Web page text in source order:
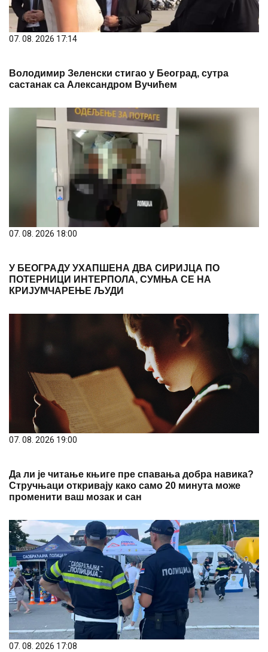
07. 08. 2026 17:14
Володимир Зеленски стигао у Београд, сутра
састанак са Александром Вучићем
07. 08. 2026 18:00
У БЕОГРАДУ УХАПШЕНА ДВА СИРИЈЦА ПО
ПОТЕРНИЦИ ИНТЕРПОЛА, СУМЊА СЕ НА
КРИЈУМЧАРЕЊЕ ЉУДИ
07. 08. 2026 19:00
Да ли је читање књиге пре спавања добра навика?
Стручњаци откривају како само 20 минута може
променити ваш мозак и сан
07. 08. 2026 17:08